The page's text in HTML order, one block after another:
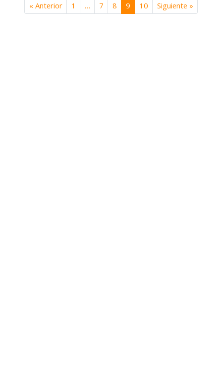
« Anterior 1 … 7 8 9 10 Siguiente »